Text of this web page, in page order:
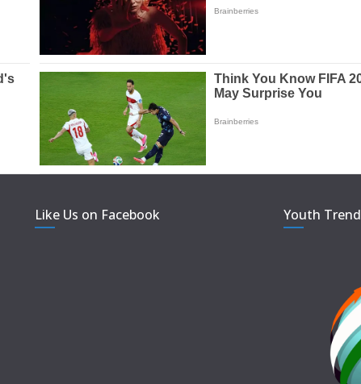
Like Us on Facebook Youth Trend